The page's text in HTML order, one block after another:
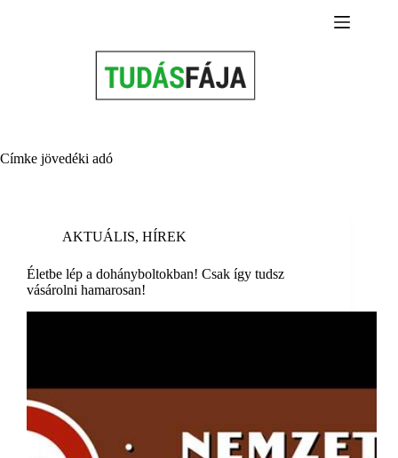
Címke jövedéki adó
AKTUÁLIS, HÍREK
Életbe lép a dohányboltokban! Csak így tudsz
vásárolni hamarosan!